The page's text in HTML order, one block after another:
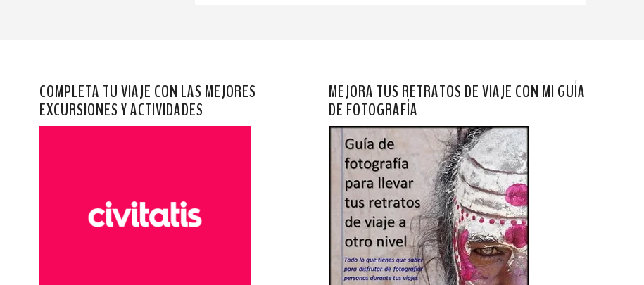
COMPLETA TU VIAJE CON LAS MEJORES
EXCURSIONES Y ACTIVIDADES
MEJORA TUS RETRATOS DE VIAJE CON MI GUÍA
DE FOTOGRAFÍA